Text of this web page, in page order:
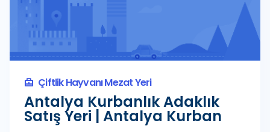
Çiftlik Hayvanı Mezat Yeri
Antalya Kurbanlık Adaklık
Satış Yeri | Antalya Kurban